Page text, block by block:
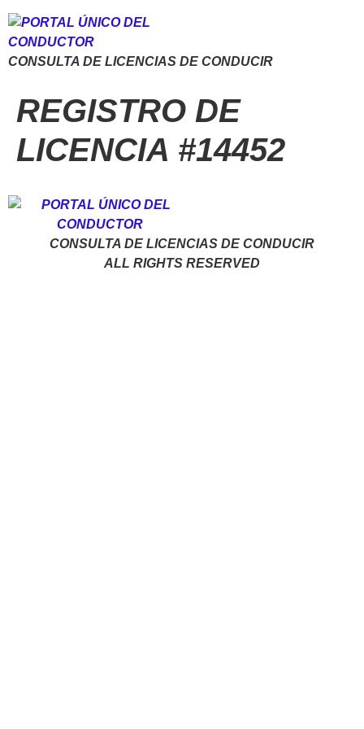
CONSULTA DE LICENCIAS DE CONDUCIR
REGISTRO DE
LICENCIA #14452
CONSULTA DE LICENCIAS DE CONDUCIR
ALL RIGHTS RESERVED